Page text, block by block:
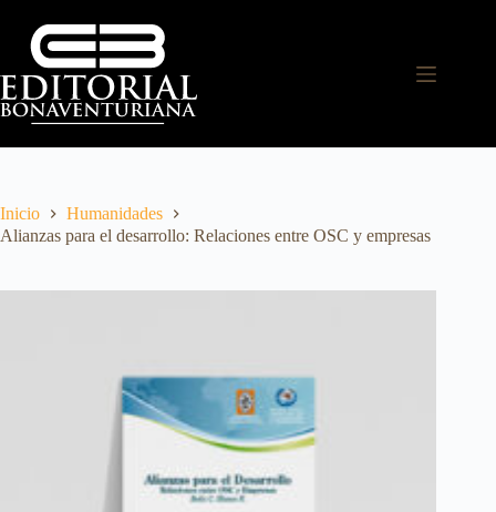
Inicio
Humanidades
Alianzas para el desarrollo: Relaciones entre OSC y empresas